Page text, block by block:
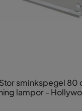
sminkspegel 80
lampor -
med USB-charging